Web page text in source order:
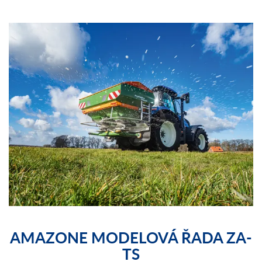
AMAZONE MODELOVÁ ŘADA ZA-
TS